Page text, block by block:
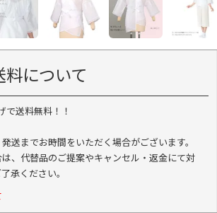
料について
で送料無料！！
送までお時間をいただく場合がございます。
、代替品のご提案やキャンセル・返金にて対
承ください。